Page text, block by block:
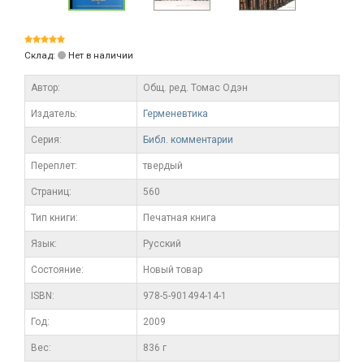
Склад: Нет в наличии
Автор: Общ. ред. Томас Одэн
Издатель: Герменевтика
Серия: Библ. комментарии
Переплет: твердый
Cтраниц: 560
Тип книги: Печатная книга
Язык: Русский
Состояние: Новый товар
ISBN: 978-5-901494-14-1
Год: 2009
Вес: 836 г